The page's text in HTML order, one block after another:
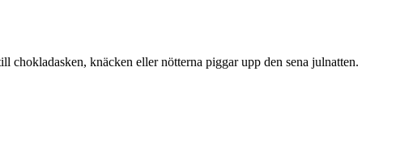
chokladasken, knäcken eller nötterna piggar upp den sena julnatten.